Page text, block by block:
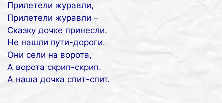
Прилетели журавли,
Прилетели журавли –
Сказку дочке принесли.
Не нашли пути-дороги.
Они сели на ворота,
А ворота скрип-скрип.
А наша дочка спит-спит.